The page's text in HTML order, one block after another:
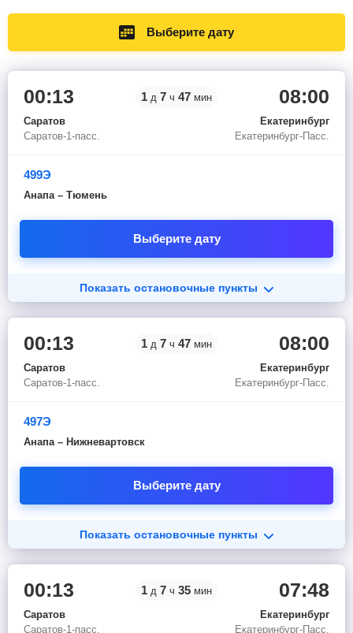
Выберите дату
00:13
Саратов
Саратов-1-пасс.
1 д 7 ч 47 мин 08:00
Екатеринбург
Екатеринбург-Пасс.
499Э
Анапа – Тюмень
Выберите дату
Показать остановочные пункты
00:13
Саратов
Саратов-1-пасс.
1 д 7 ч 47 мин 08:00
Екатеринбург
Екатеринбург-Пасс.
497Э
Анапа – Нижневартовск
Выберите дату
Показать остановочные пункты
00:13
Саратов
Саратов-1-пасс.
1 д 7 ч 35 мин 07:48
Екатеринбург
Екатеринбург-Пасс.